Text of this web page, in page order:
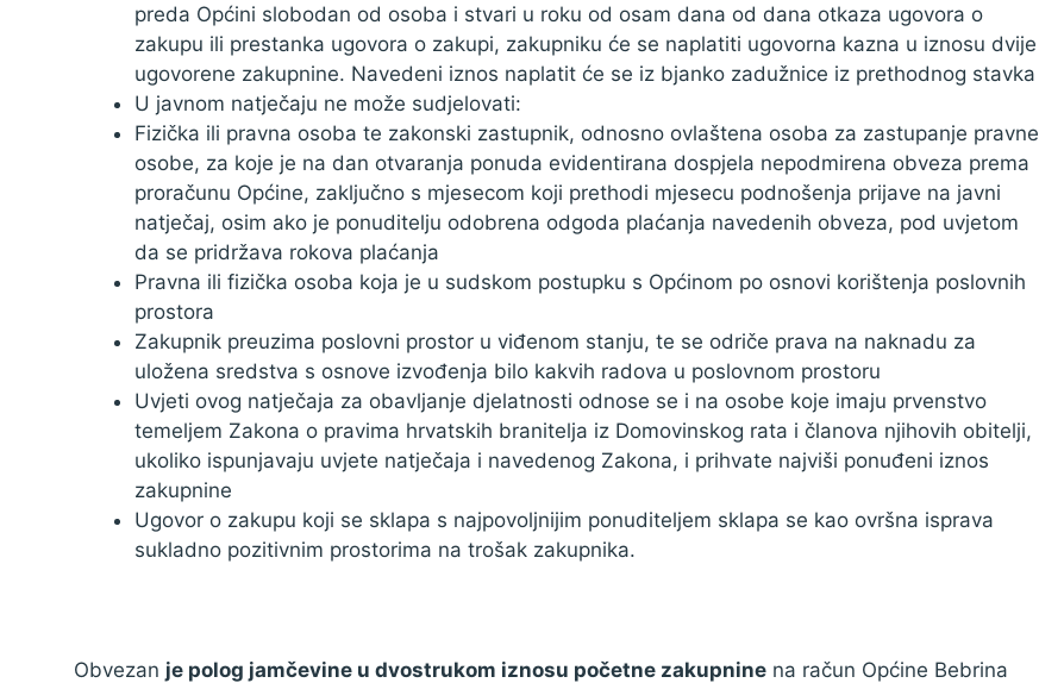
preda Općini slobodan od osoba i stvari u roku od osam dana od dana otkaza ugovora o
zakupu ili prestanka ugovora o zakupi, zakupniku će se naplatiti ugovorna kazna u iznosu dvije
ugovorene zakupnine. Navedeni iznos naplatit će se iz bjanko zadužnice iz prethodnog stavka
U javnom natječaju ne može sudjelovati:
Fizička ili pravna osoba te zakonski zastupnik, odnosno ovlaštena osoba za zastupanje pravne
osobe, za koje je na dan otvaranja ponuda evidentirana dospjela nepodmirena obveza prema
proračunu Općine, zaključno s mjesecom koji prethodi mjesecu podnošenja prijave na javni
natječaj, osim ako je ponuditelju odobrena odgoda plaćanja navedenih obveza, pod uvjetom
da se pridržava rokova plaćanja
Pravna ili fizička osoba koja je u sudskom postupku s Općinom po osnovi korištenja poslovnih
prostora
Zakupnik preuzima poslovni prostor u viđenom stanju, te se odriče prava na naknadu za
uložena sredstva s osnove izvođenja bilo kakvih radova u poslovnom prostoru
Uvjeti ovog natječaja za obavljanje djelatnosti odnose se i na osobe koje imaju prvenstvo
temeljem Zakona o pravima hrvatskih branitelja iz Domovinskog rata i članova njihovih obitelji,
ukoliko ispunjavaju uvjete natječaja i navedenog Zakona, i prihvate najviši ponuđeni iznos
zakupnine
Ugovor o zakupu koji se sklapa s najpovoljnijim ponuditeljem sklapa se kao ovršna isprava
sukladno pozitivnim prostorima na trošak zakupnika.
Obvezan je polog jamčevine u dvostrukom iznosu početne zakupnine na račun Općine Bebrina